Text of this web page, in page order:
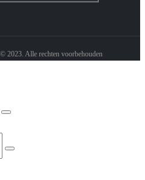
2023. Alle rechten voorbehouden